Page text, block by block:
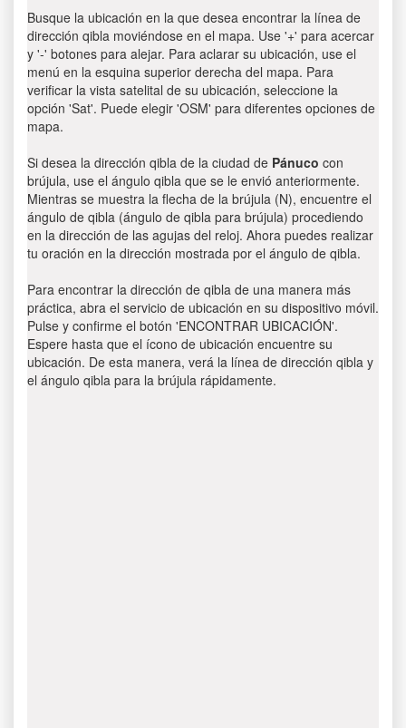
Busque la ubicación en la que desea encontrar la línea de
dirección qibla moviéndose en el mapa. Use '+' para acercar
y '-' botones para alejar. Para aclarar su ubicación, use el
menú en la esquina superior derecha del mapa. Para
verificar la vista satelital de su ubicación, seleccione la
opción 'Sat'. Puede elegir 'OSM' para diferentes opciones de
mapa.
Si desea la dirección qibla de la ciudad de Pánuco con
brújula, use el ángulo qibla que se le envió anteriormente.
Mientras se muestra la flecha de la brújula (N), encuentre el
ángulo de qibla (ángulo de qibla para brújula) procediendo
en la dirección de las agujas del reloj. Ahora puedes realizar
tu oración en la dirección mostrada por el ángulo de qibla.
Para encontrar la dirección de qibla de una manera más
práctica, abra el servicio de ubicación en su dispositivo móvil.
Pulse y confirme el botón 'ENCONTRAR UBICACIÓN'.
Espere hasta que el ícono de ubicación encuentre su
ubicación. De esta manera, verá la línea de dirección qibla y
el ángulo qibla para la brújula rápidamente.